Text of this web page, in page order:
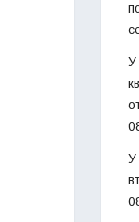
У
У